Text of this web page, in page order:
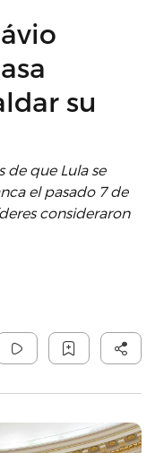
su
de que Lula se
el pasado 7 de
consideraron